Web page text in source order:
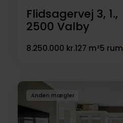
Flidsagervej 3, 1.,
2500 Valby
8.250.000 kr.127 m²5 rum
Anden mægler